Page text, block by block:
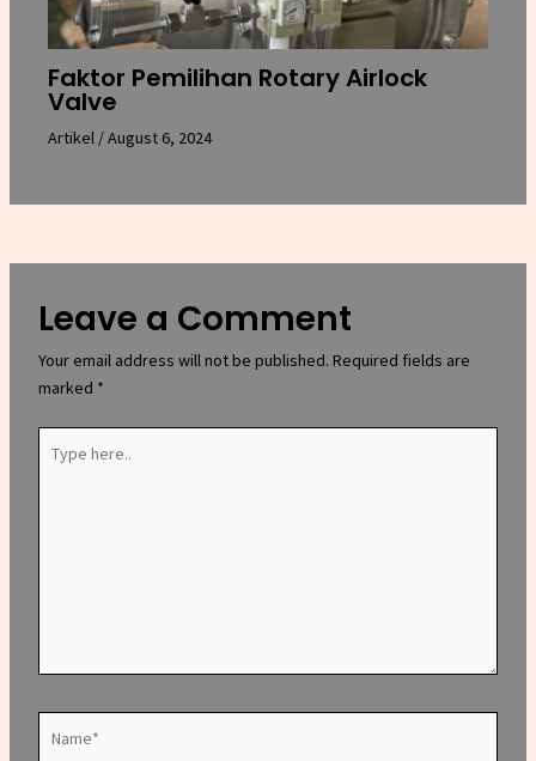
Faktor Pemilihan Rotary Airlock
Valve
Artikel /August 6, 2024
Leave a Comment
Your email address will not be published. Required fields are
marked *
here..